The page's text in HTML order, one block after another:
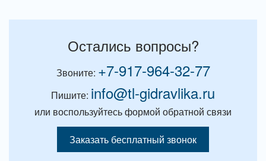
Остались вопросы?
Звоните: +7-917-964-32-77
Пишите: info@tl-gidravlika.ru
или воспользуйтесь формой обратной связи
Заказать бесплатный звонок